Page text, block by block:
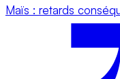
Maïs : retards